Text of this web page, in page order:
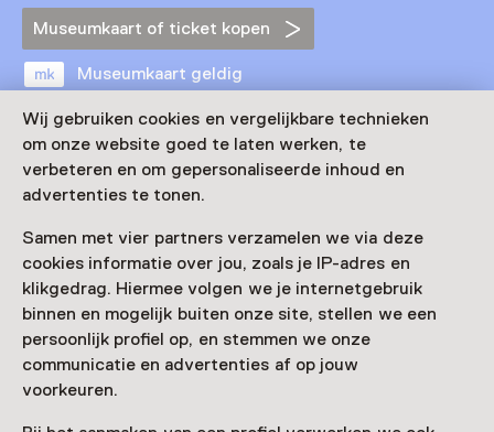
Wij gebruiken cookies en vergelijkbare technieken
om onze website goed te laten werken, te
verbeteren en om gepersonaliseerde inhoud en
advertenties te tonen.
Samen met vier partners verzamelen we via deze
cookies informatie over jou, zoals je IP-adres en
klikgedrag. Hiermee volgen we je internetgebruik
binnen en mogelijk buiten onze site, stellen we een
persoonlijk profiel op, en stemmen we onze
communicatie en advertenties af op jouw
voorkeuren.
Museumkaart of ticket kopen
Museumkaart geldig
Leeftijd
Voor 0 t/m 18 jaar en volwassenen
Datum
Doorlopend, Meerdere opties
Toon beschikbaarheid
Locatie
Huis Bartolotti
Herengracht 170